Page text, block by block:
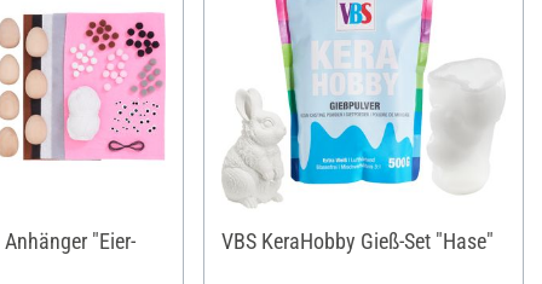
"Eier- VBS KeraHobby Gieß-Set "Hase"